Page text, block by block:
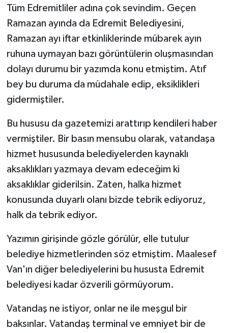
Tüm Edremitliler adına çok sevindim. Geçen
Ramazan ayında da Edremit Belediyesini,
Ramazan ayı iftar etkinliklerinde mübarek ayın
ruhuna uymayan bazı görüntülerin oluşmasından
dolayı durumu bir yazımda konu etmiştim. Atıf
bey bu duruma da müdahale edip, eksiklikleri
gidermiştiler.
Bu hususu da gazetemizi arattırıp kendileri haber
vermiştiler. Bir basın mensubu olarak, vatandaşa
hizmet hususunda belediyelerden kaynaklı
aksaklıkları yazmaya devam edeceğim ki
aksaklıklar giderilsin. Zaten, halka hizmet
konusunda duyarlı olanı bizde tebrik ediyoruz,
halk da tebrik ediyor.
Yazımın girişinde gözle görülür, elle tutulur
belediye hizmetlerinden söz etmiştim. Maalesef
Van'ın diğer belediyelerini bu hususta Edremit
belediyesi kadar özverili görmüyorum.
Vatandaş ne istiyor, onlar ne ile meşgul bir
baksınlar. Vatandaş terminal ve emniyet bir de